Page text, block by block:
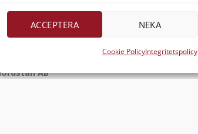
ACCEPTERA NEKA
Cookie PolicyIntegritetspolicy
AB